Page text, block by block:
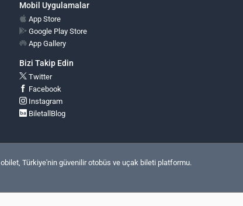
Mobil Uygulamalar
App Store
Google Play Store
App Gallery
Bizi Takip Edin
Twitter
Facebook
Instagram
BiletallBlog
obilet, Türkiye'nin güvenilir otobüs ve uçak bileti platformu.